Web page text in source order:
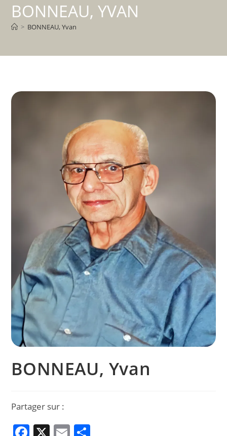
BONNEAU, YVAN
> BONNEAU, Yvan
BONNEAU, Yvan
Partager sur :